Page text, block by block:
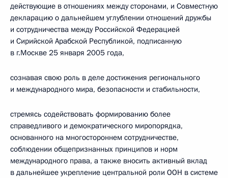
действующие в отношениях между сторонами, и Совместную
декларацию о дальнейшем углублении отношений дружбы
и сотрудничества между Российской Федерацией
и Сирийской Арабской Республикой, подписанную
в г.Москве 25 января 2005 года,
сознавая свою роль в деле достижения регионального
и международного мира, безопасности и стабильности,
стремясь содействовать формированию более
справедливого и демократического миропорядка,
основанного на многостороннем сотрудничестве,
соблюдении общепризнанных принципов и норм
международного права, а также вносить активный вклад
в дальнейшее укрепление центральной роли ООН в системе